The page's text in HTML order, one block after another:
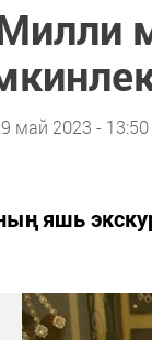
май 2023 - 13:50
яшь